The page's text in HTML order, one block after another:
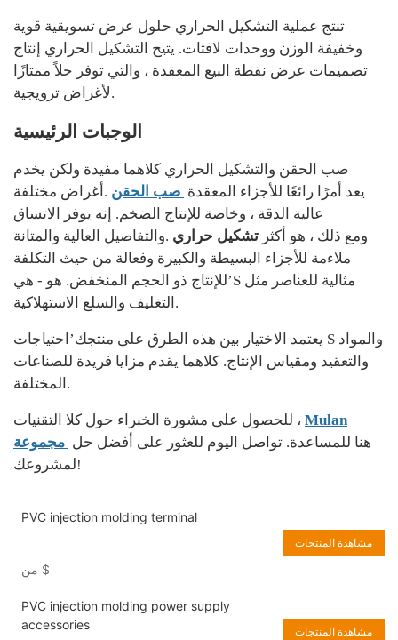
تنتج عملية التشكيل الحراري حلول عرض تسويقية قوية
وخفيفة الوزن ووحدات لافتات. يتيح التشكيل الحراري إنتاج
تصميمات عرض نقطة البيع المعقدة ، والتي توفر حلاً ممتازًا
لأغراض ترويجية.
الوجبات الرئيسية
صب الحقن والتشكيل الحراري كلاهما مفيدة ولكن يخدم
أغراض مختلفة.
عالية الدقة ، وخاصة للإنتاج الضخم. إنه يوفر الاتساق
والتفاصيل العالية والمتانة.
ومع ذلك ، هو أكثر
ملاءمة للأجزاء البسيطة والكبيرة وفعالة من حيث التكلفة
للإنتاج ذو الحجم المنخفض. هو - هي’S مثالية للعناصر مثل
التغليف والسلع الاستهلاكية.
يعتمد الاختيار بين هذه الطرق على منتجك’احتياجات S والمواد
والتعقيد ومقياس الإنتاج. كلاهما يقدم مزايا فريدة للصناعات
المختلفة.
للحصول على مشورة الخبراء حول كلا التقنيات ، Mulan
لمشروعك!
PVC injection molding terminal
$
مشاهدة المنتجات
PVC injection molding power supply
accessories
مشاهدة المنتجات